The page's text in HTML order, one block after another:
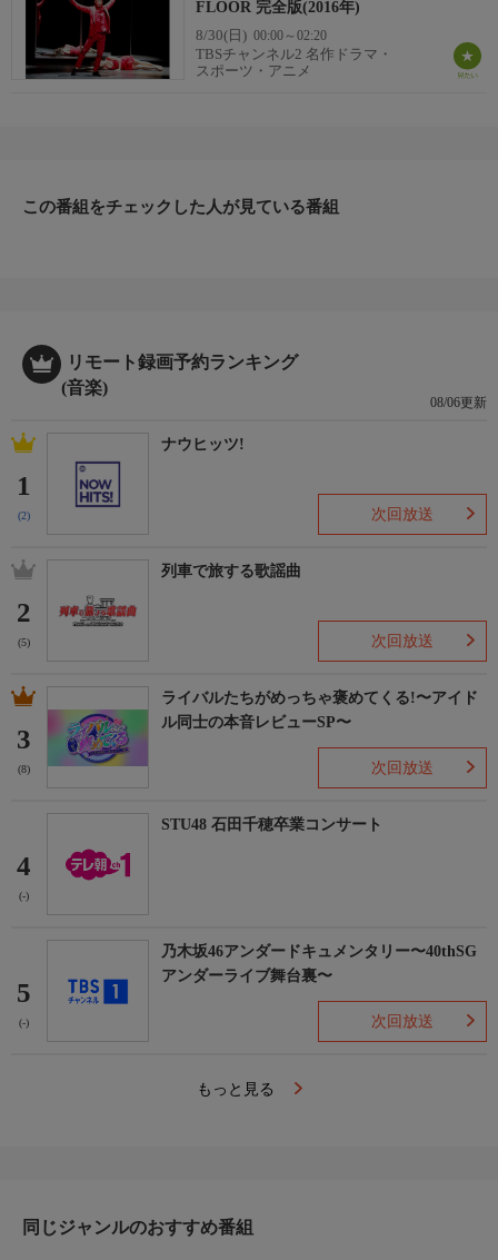
ョー「LOVE ON THE FLOOR（ラヴ・オン・ザ・フロア）」。
人生初の “挑戦”へ新たな一歩を踏み出した高橋のパフォーマンス
に注目！
FLOOR 完全版(2016年)
8/30(日) 00:00～02:20
TBSチャンネル2 名作ドラマ・
スポーツ・アニメ
この番組をチェックした人が見ている番組
リモート録画予約ランキング
(音楽)
08/06更新
1
(2)
ナウヒッツ!
次回放送
2
(5)
列車で旅する歌謡曲
次回放送
3
(8)
ライバルたちがめっちゃ褒めてくる!〜アイド
ル同士の本音レビューSP〜
次回放送
4
(-)
STU48 石田千穂卒業コンサート
5
(-)
乃木坂46アンダードキュメンタリー〜40thSG
アンダーライブ舞台裏〜
次回放送
もっと見る
同じジャンルのおすすめ番組